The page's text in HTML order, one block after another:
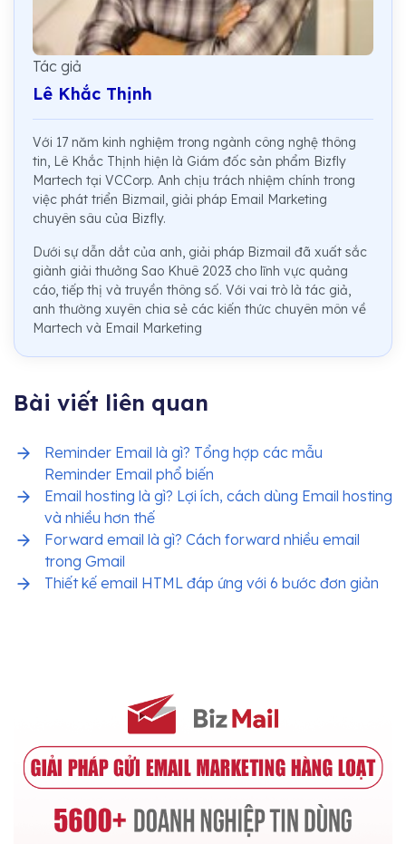
Tác giả
Lê Khắc Thịnh
Với 17 năm kinh nghiệm trong ngành công nghệ thông
tin, Lê Khắc Thịnh hiện là Giám đốc sản phẩm Bizfly
Martech tại VCCorp. Anh chịu trách nhiệm chính trong
việc phát triển Bizmail, giải pháp Email Marketing
chuyên sâu của Bizfly.
Dưới sự dẫn dắt của anh, giải pháp Bizmail đã xuất sắc
giành giải thưởng Sao Khuê 2023 cho lĩnh vực quảng
cáo, tiếp thị và truyền thông số. Với vai trò là tác giả,
anh thường xuyên chia sẻ các kiến thức chuyên môn về
Martech và Email Marketing
Bài viết liên quan
Reminder Email là gì? Tổng hợp các mẫu
Reminder Email phổ biến
Email hosting là gì? Lợi ích, cách dùng Email hosting
và nhiều hơn thế
Forward email là gì? Cách forward nhiều email
trong Gmail
Thiết kế email HTML đáp ứng với 6 bước đơn giản